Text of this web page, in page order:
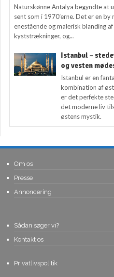
Naturskønne Antalya begyndte at
sent som i 1970’erne. Det er en by
enestående og malerisk blanding
kyststrækninger, og...
Istanbul –
og vesten
Istanbul er en
kombination af
er det perfekte
det moderne liv
østens mystik.
Om os
Presse
Annoncering
Sådan søger vi?
Kontakt os
Privatlivspolitik